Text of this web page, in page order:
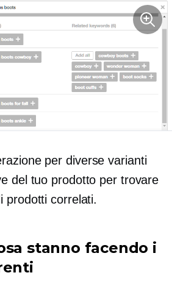
per diverse varianti
del tuo prodotto per trovare
prodotti correlati.
stanno facendo i